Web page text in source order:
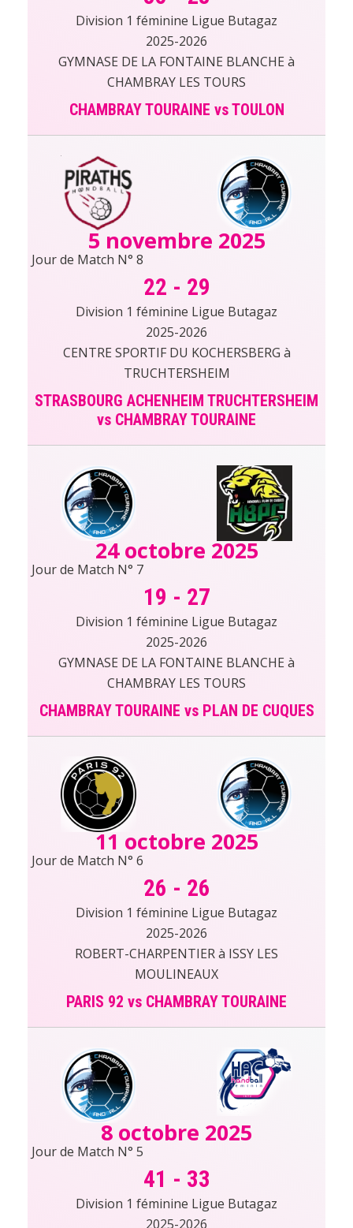
Division 1 féminine Ligue Butagaz
2025-2026
GYMNASE DE LA FONTAINE BLANCHE à
CHAMBRAY LES TOURS
CHAMBRAY TOURAINE vs TOULON
5 novembre 2025
Jour de Match N° 8
22 - 29
Division 1 féminine Ligue Butagaz
2025-2026
CENTRE SPORTIF DU KOCHERSBERG à
TRUCHTERSHEIM
STRASBOURG ACHENHEIM TRUCHTERSHEIM
vs CHAMBRAY TOURAINE
24 octobre 2025
Jour de Match N° 7
19 - 27
Division 1 féminine Ligue Butagaz
2025-2026
GYMNASE DE LA FONTAINE BLANCHE à
CHAMBRAY LES TOURS
CHAMBRAY TOURAINE vs PLAN DE CUQUES
11 octobre 2025
Jour de Match N° 6
26 - 26
Division 1 féminine Ligue Butagaz
2025-2026
ROBERT-CHARPENTIER à ISSY LES
MOULINEAUX
PARIS 92 vs CHAMBRAY TOURAINE
8 octobre 2025
Jour de Match N° 5
41 - 33
Division 1 féminine Ligue Butagaz
2025-2026